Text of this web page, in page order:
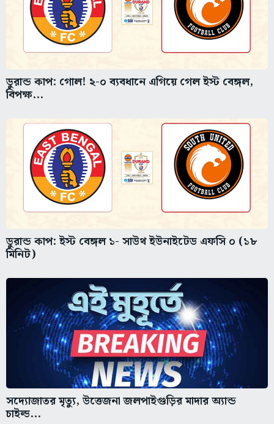
ডুরান্ড কাপ: গোল! ২-০ ব্যবধানে এগিয়ে গেল ইস্ট বেঙ্গল,
বিপক্ষ...
ডুরান্ড কাপ: ইস্ট বেঙ্গল ১- সাউথ ইউনাইটেড এফসি ০ (১৮
মিনিট)
সদ্যোজাতর মৃত্যু, উত্তেজনা জলপাইগুড়ির মাদার অ্যান্ড
চাইল্ড...